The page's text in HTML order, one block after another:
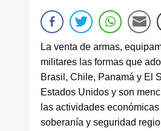
La venta de armas,
militares las formas que
Brasil, Chile, Panamá y El
Estados Unidos y son
las actividades
soberanía y seguridad